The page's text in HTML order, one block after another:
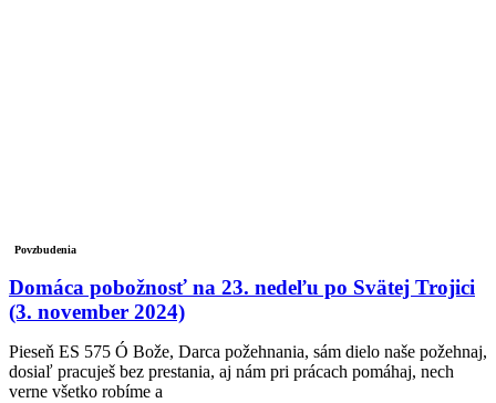
Povzbudenia
Domáca pobožnosť na 23. nedeľu po Svätej Trojici
(3. november 2024)
Pieseň ES 575 Ó Bože, Darca požehnania, sám dielo naše požehnaj,
dosiaľ pracuješ bez prestania, aj nám pri prácach pomáhaj, nech
verne všetko robíme a